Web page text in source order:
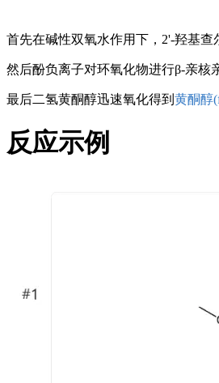
首先在碱性双氧水作用下，2'-羟基查
然后酚负离子对环氧化物进行β-亲核
最后二氢黄酮醇迅速氧化得到 黄酮醇
反应示例